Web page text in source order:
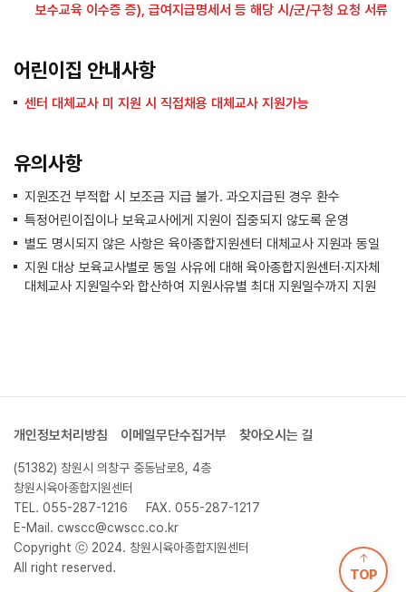
보수교육 이수증 증), 급여지급명세서 등 해당 시/군/구청 요청 서류
어린이집 안내사항
센터 대체교사 미 지원 시 직접채용 대체교사 지원가능
유의사항
지원조건 부적합 시 보조금 지급 불가. 과오지급된 경우 환수
특정어린이집이나 보육교사에게 지원이 집중되지 않도록 운영
별도 명시되지 않은 사항은 육아종합지원센터 대체교사 지원과 동일
지원 대상 보육교사별로 동일 사유에 대해 육아종합지원센터·지자체
대체교사 지원일수와 합산하여 지원사유별 최대 지원일수까지 지원
TOP
개인정보처리방침 이메일무단수집거부 찾아오시는 길
(51382) 창원시 의창구 중동남로8, 4층
창원시육아종합지원센터
TEL. 055-287-1216
FAX. 055-287-1217
E-Mail. cwscc@cwscc.co.kr
Copyright ⓒ 2024. 창원시육아종합지원센터
All right reserved.